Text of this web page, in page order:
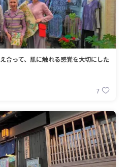
合って、肌に触れる感覚を大切にした
7